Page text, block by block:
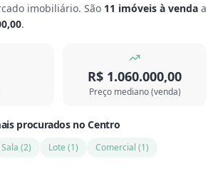
imobiliário. São 11 imóveis à venda a
.
R$ 1.060.000,00
Preço mediano (venda)
procurados no Centro
Sala (2) Lote (1) Comercial (1)